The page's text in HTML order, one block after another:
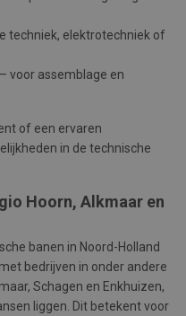
techniek, elektrotechniek of
– voor assemblage en
of een ervaren
in de technische
Hoorn, Alkmaar en
banen in Noord-Holland
bedrijven in onder andere
Schagen en Enkhuizen,
liggen. Dit betekent voor